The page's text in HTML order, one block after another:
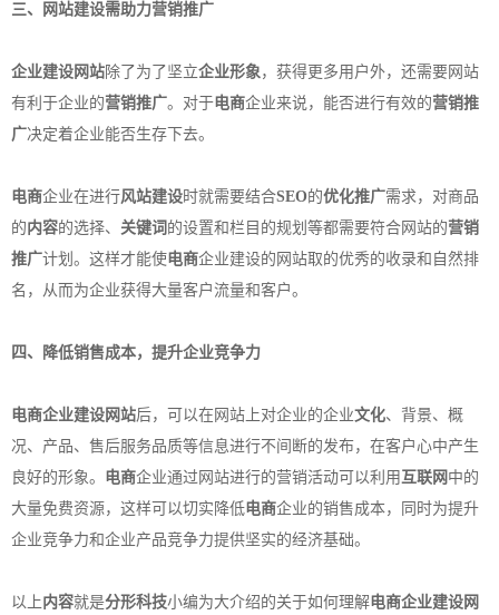
三、网站建设需助力营销推广
企业建设网站除了为了坚立企业形象，获得更多用户外，还需要网站
有利于企业的营销推广。对于电商企业来说，能否进行有效的营销推
广决定着企业能否生存下去。
电商企业在进行风站建设时就需要结合SEO的优化推广需求，对商品
的内容的选择、 关键词 的设置和栏目的规划等都需要符合网站的营销
推广计划。这样才能使电商企业建设的网站取的优秀的收录和自然排
名，从而为企业获得大量客户流量和客户。
四、降低销售成本，提升企业竞争力
电商企业建设网站后，可以在网站上对企业的企业文化、背景、概
况、产品、售后服务品质等信息进行不间断的发布，在客户心中产生
良好的形象。 电商企业通过网站进行的营销活动可以利用 互联网 中的
大量免费资源，这样可以切实降低电商企业的销售成本，同时为提升
企业竞争力和企业产品竞争力提供坚实的经济基础。
以上内容就是分形科技小编为大介绍的关于如何理解电商企业建设网